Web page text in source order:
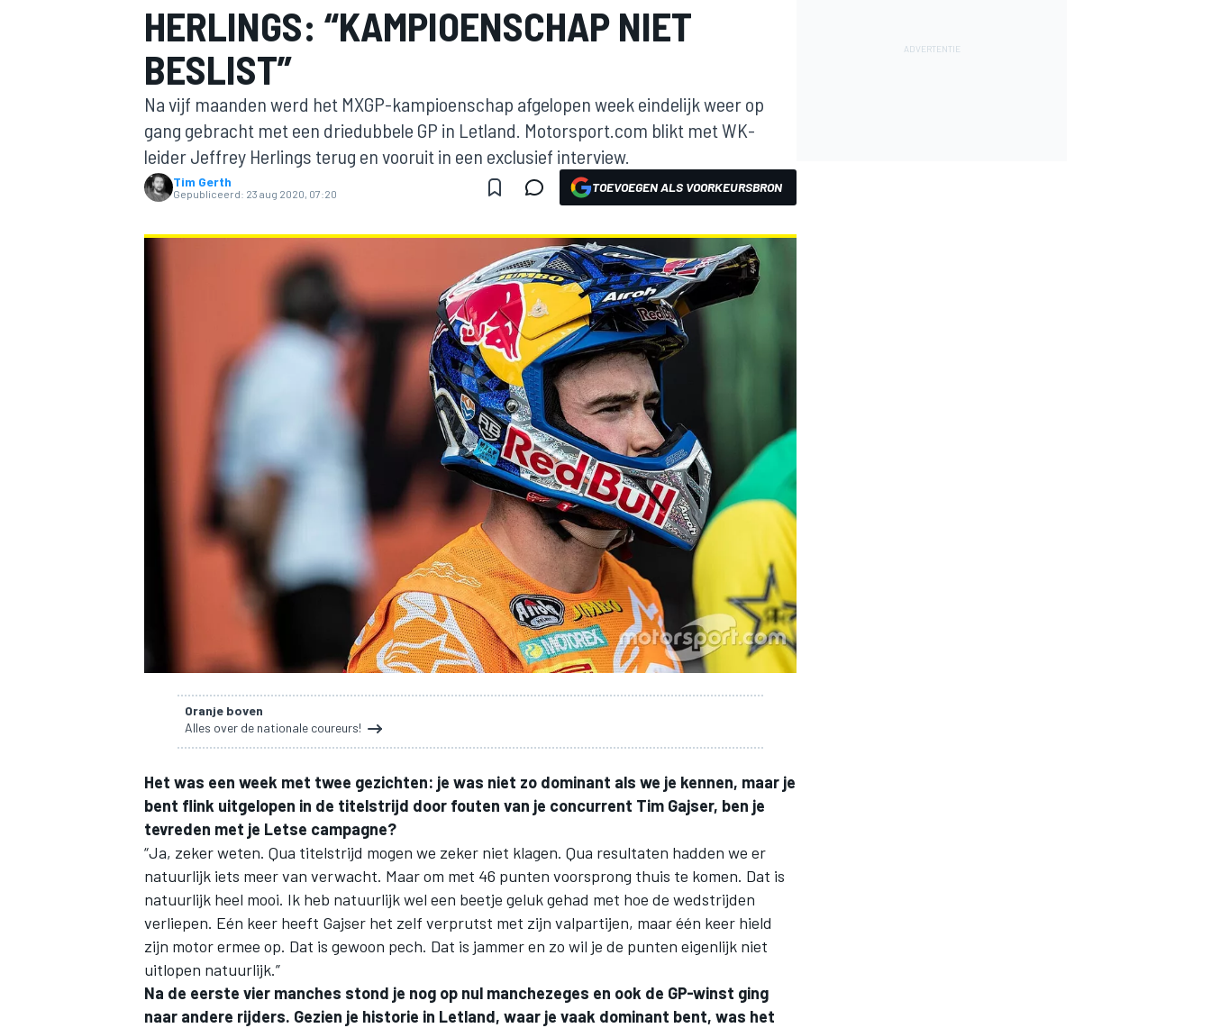
MOTOGP
DTM
HERLINGS: “KAMPIOENSCHAP NIET
BESLIST”
Na vijf maanden werd het MXGP-kampioenschap afgelopen week eindelijk weer op
gang gebracht met een driedubbele GP in Letland. Motorsport.com blikt met WK-
leider Jeffrey Herlings terug en vooruit in een exclusief interview.
Tim Gerth
Gepubliceerd: 23 aug 2020, 07:20 TOEVOEGEN ALS VOORKEURSBRON
Oranje boven
Alles over de nationale coureurs!
Het was een week met twee gezichten: je was niet zo dominant als we je kennen, maar je
bent flink uitgelopen in de titelstrijd door fouten van je concurrent Tim Gajser, ben je
tevreden met je Letse campagne?
“Ja, zeker weten. Qua titelstrijd mogen we zeker niet klagen. Qua resultaten hadden we er
natuurlijk iets meer van verwacht. Maar om met 46 punten voorsprong thuis te komen. Dat is
natuurlijk heel mooi. Ik heb natuurlijk wel een beetje geluk gehad met hoe de wedstrijden
verliepen. Eén keer heeft Gajser het zelf verprutst met zijn valpartijen, maar één keer hield
zijn motor ermee op. Dat is gewoon pech. Dat is jammer en zo wil je de punten eigenlijk niet
uitlopen natuurlijk.”
Na de eerste vier manches stond je nog op nul manchezeges en ook de GP-winst ging
naar andere rijders. Gezien je historie in Letland, waar je vaak dominant bent, was het